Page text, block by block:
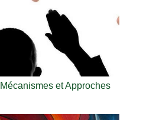
et Approches